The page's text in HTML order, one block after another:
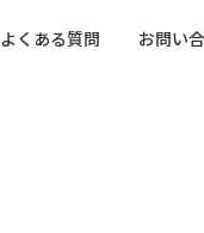
よくある質問 お問い